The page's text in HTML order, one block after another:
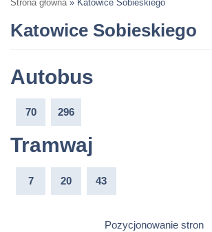
Strona główna » Katowice Sobieskiego
Katowice Sobieskiego
Autobus
70 296
Tramwaj
7 20 43
Pozycjonowanie stron